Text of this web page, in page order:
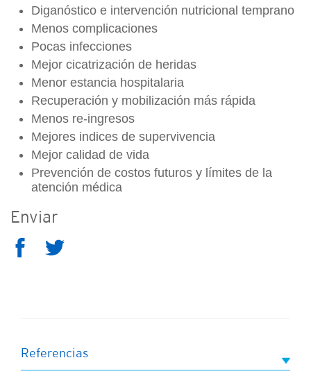
Diganóstico e intervención nutricional temprano
Menos complicaciones
Pocas infecciones
Mejor cicatrización de heridas
Menor estancia hospitalaria
Recuperación y mobilización más rápida
Menos re-ingresos
Mejores indices de supervivencia
Mejor calidad de vida
Prevención de costos futuros y límites de la
atención médica
Enviar
Referencias